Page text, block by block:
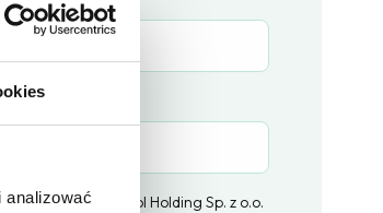
analizowaćjest Epol Holding Sp. z o.o.